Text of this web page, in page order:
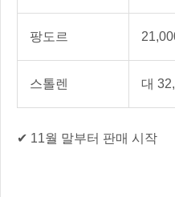
팡도르
스톨렌 대
✔ 11월 말부터 판매 시작